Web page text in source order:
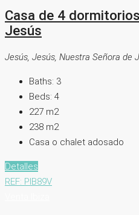
Casa de 4
Jesús
Jesús, Jesús, Nuestra Señora de
Baths: 3
Beds: 4
227 m2
238 m2
Casa o chalet adosado
Detalles
REF: PIB89V